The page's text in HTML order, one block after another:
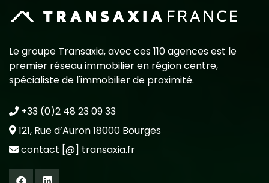
Le groupe Transaxia, avec ces 110 agences est le
premier réseau immobilier en région centre,
spécialiste de l'immobilier de proximité.
+33 (0)2 48 23 09 33
121, Rue d’Auron 18000 Bourges
contact [@] transaxia.fr